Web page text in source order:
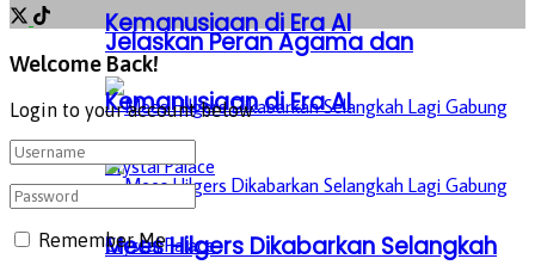
Kemanusiaan di Era AI
Mees Hilgers Dikabarkan Selangkah
Jelaskan Peran Agama dan
Kemanusiaan di Era AI
Welcome Back!
Login to your account below
Remember Me